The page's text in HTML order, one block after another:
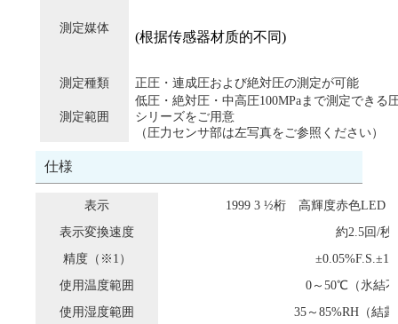
測定媒体
(根据传感器材质的不同)
測定種類 正圧・連成圧および絶対圧の測定が可能
測定範囲
低圧・絶対圧・中高圧100MPaまで測定できる
シリーズをご用意
（圧力センサ部は左写真をご参照ください）
仕様
表示
1999 3 ½桁 高輝度赤色LED（
表示変換速度
約2.5回/秒
精度（※1）
使用温度範囲
0～50℃（氷結
使用湿度範囲
35～85%RH（結